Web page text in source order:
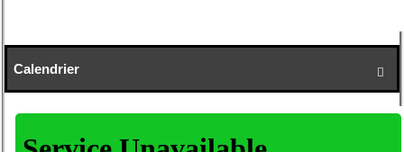

Calendrier